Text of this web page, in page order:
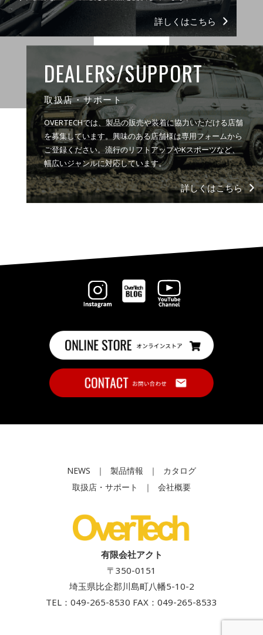
詳しくはこちら
DEALERS/SUPPORT
取扱店・サポート
OVERTECHでは、製品の販売や装着に協力いただける店舗
を募集しています。興味のある店舗様は専用フォームから
ご登録ください。流行のリフトアップやKスポーツなど、
幅広いジャンルに対応しています。
詳しくはこちら
有限会社アクト
〒350-0151
埼玉県比企郡川島町八幡5-10-2
TEL： 049-265-8530 FAX：049-265-8533
NEWS ｜ 製品情報 ｜
カタログ
取扱店・サポート
｜ 会社概要